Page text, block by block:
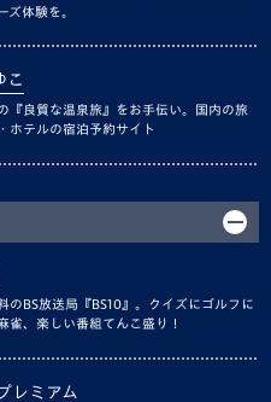
ズ体験を。
こ
『良質な温泉旅』をお手伝い。国内の旅
ホテルの宿泊予約サイト
のBS放送局『BS10』。クイズにゴルフに
雀、楽しい番組てんこ盛り！
レミアム